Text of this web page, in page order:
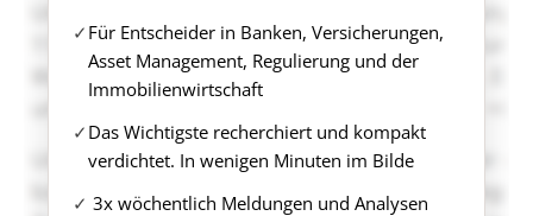
Für Entscheider in Banken, Versicherungen,
Asset Management, Regulierung und der
Immobilienwirtschaft
Das Wichtigste recherchiert und kompakt
verdichtet. In wenigen Minuten im Bilde
3x wöchentlich Meldungen und Analysen